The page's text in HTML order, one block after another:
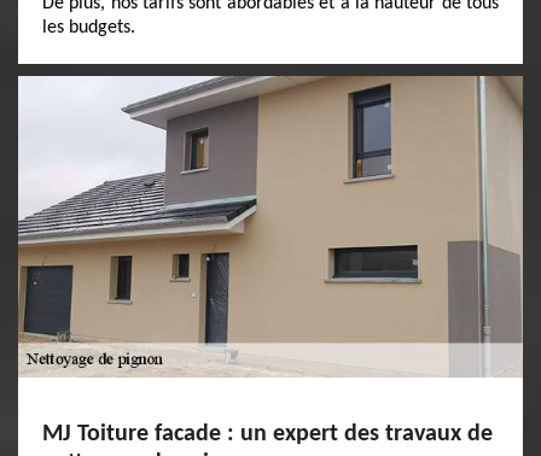
les budgets.
MJ Toiture facade : un expert des travaux de